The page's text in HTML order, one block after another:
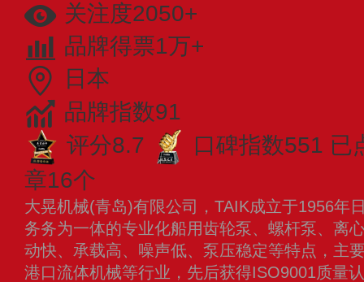
关注度2050+
品牌得票1万+
日本
品牌指数91
评分8.7
口碑指数551 已
章16个
大晃机械(青岛)有限公司，TAIK成立于1956年
务务为一体的专业化船用齿轮泵、螺杆泵、离
动快、承载高、噪声低、泵压稳定等特点，主
港口流体机械等行业，先后获得ISO9001质量